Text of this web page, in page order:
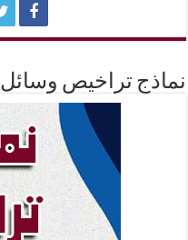
نماذج تراخيص وسائل